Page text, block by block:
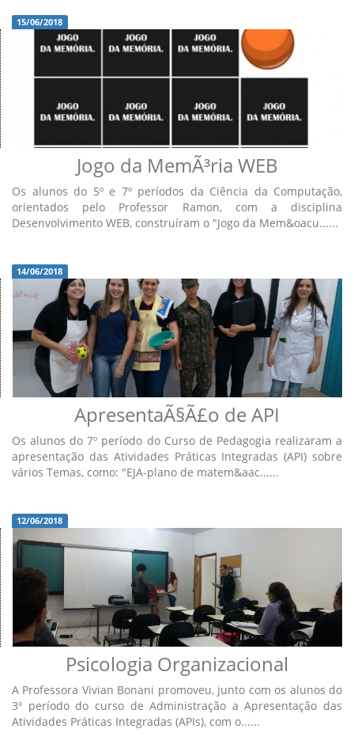
15/06/2018
Jogo da MemÃ³ria WEB
Os alunos do 5º e 7º períodos da Ciência da Computação,
orientados pelo Professor Ramon, com a disciplina
Desenvolvimento WEB, construíram o "Jogo da Mem&oacu......
14/06/2018
ApresentaÃ§Ã£o de API
Os alunos do 7º período do Curso de Pedagogia realizaram a
apresentação das Atividades Práticas Integradas (API) sobre
vários Temas, como: "EJA-plano de matem&aac......
12/06/2018
Psicologia Organizacional
A Professora Vivian Bonani promoveu, junto com os alunos do
3º período do curso de Administração a Apresentação das
Atividades Práticas Integradas (APIs), com o......